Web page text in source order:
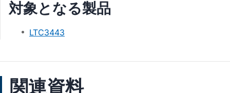
対象となる製品
LTC3443
関連資料